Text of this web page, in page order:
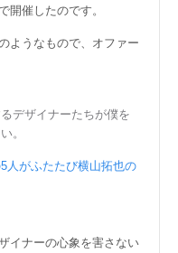
開催したのです。
ようなもので、オファー
デザイナーたちが僕を
。
人がふたたび横山拓也の
イナーの心象を害さない